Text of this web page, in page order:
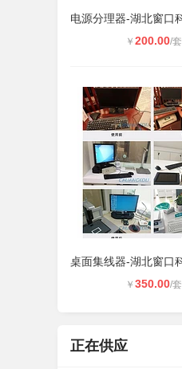
￥ 200.00/套
￥ 350.00/套
正在供应